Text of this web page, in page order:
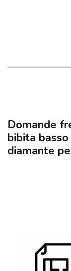
Domande
bibita
diamante